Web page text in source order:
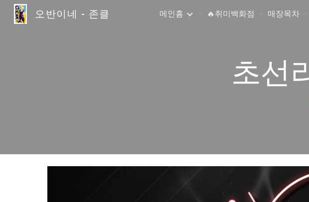
Skip to main content
오반이네 - 존클 메인홈 🔥취미백화점 매장목차
초선